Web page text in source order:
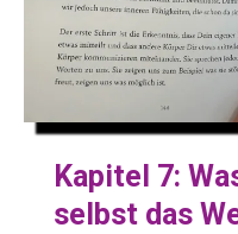
Kapitel 7:
selbst das